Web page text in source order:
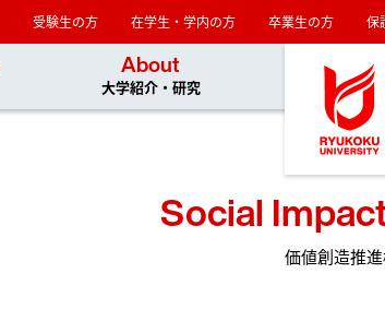
受験生の方 在学生・学内の方 卒業生の方 保
About
大学紹介・研究
Social
価値創造推